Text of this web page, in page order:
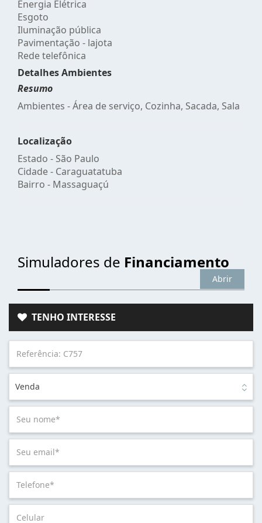
Energia Elétrica
Esgoto
Iluminação pública
Pavimentação - lajota
Rede telefônica
Detalhes Ambientes
Resumo
Ambientes - Área de serviço, Cozinha, Sacada, Sala
Localização
Estado - São Paulo
Cidade - Caraguatatuba
Bairro - Massaguaçú
Simuladores de Financiamento
Abrir
TENHO INTERESSE
Venda